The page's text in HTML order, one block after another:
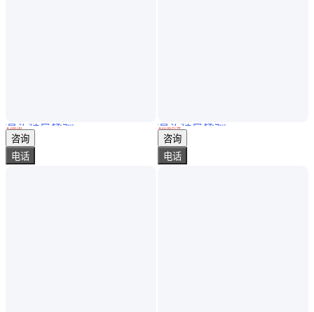
倍加福安全限能器KCD2-SOT-EX1.LB用于保护危险区中的电信号
真实性已核验
￥200.00
上海
咨询
电话
骨密度设备厂家国康 MQD-7000 将测得值与同年龄的人群比较得出的值
真实性已核验
￥10.00万/台
山东枣庄
咨询
电话